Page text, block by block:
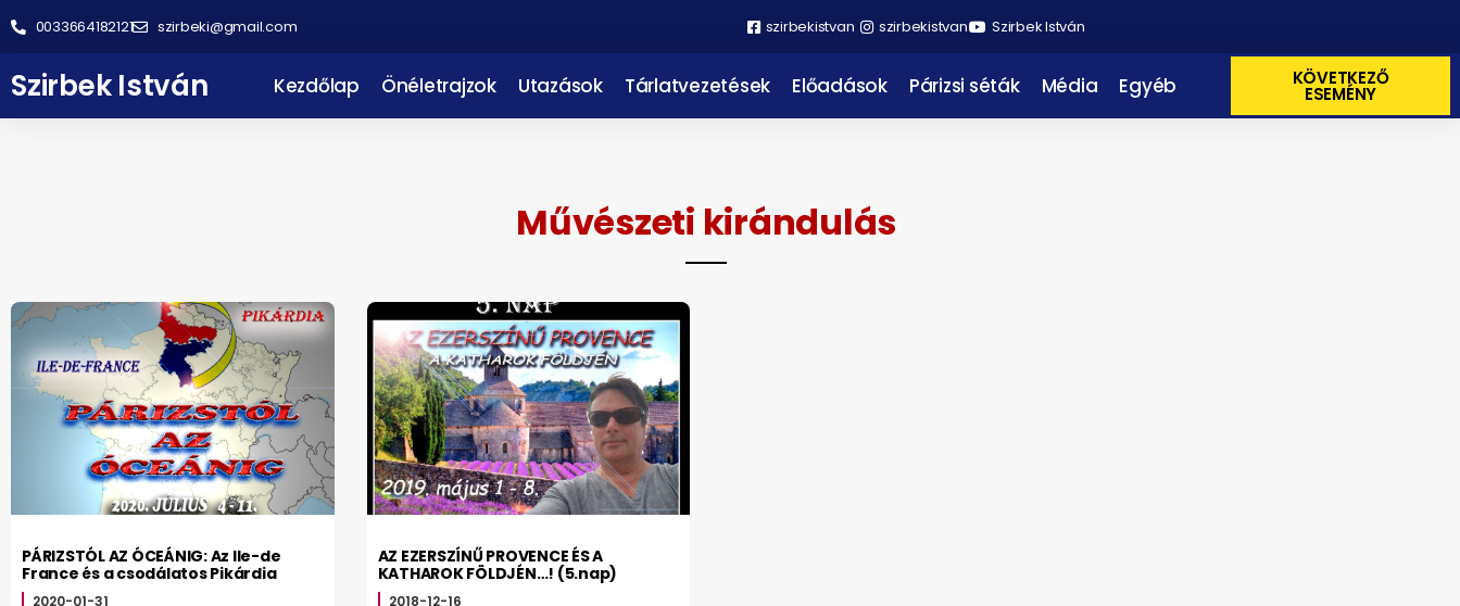
0033664182121 szirbeki@gmail.com szirbekistvan szirbekistvan Szirbek István
Szirbek István Kezdőlap Önéletrajzok Utazások Tárlatvezetések Előadások Párizsi séták Média Egyéb KÖVETKEZŐ
ESEMÉNY
Művészeti kirándulás
PÁRIZSTÓL AZ ÓCEÁNIG: Az Ile-de
France és a csodálatos Pikárdia
2020-01-31
AZ EZERSZÍNŰ PROVENCE ÉS A
KATHAROK FÖLDJÉN…! (5.nap)
2018-12-16